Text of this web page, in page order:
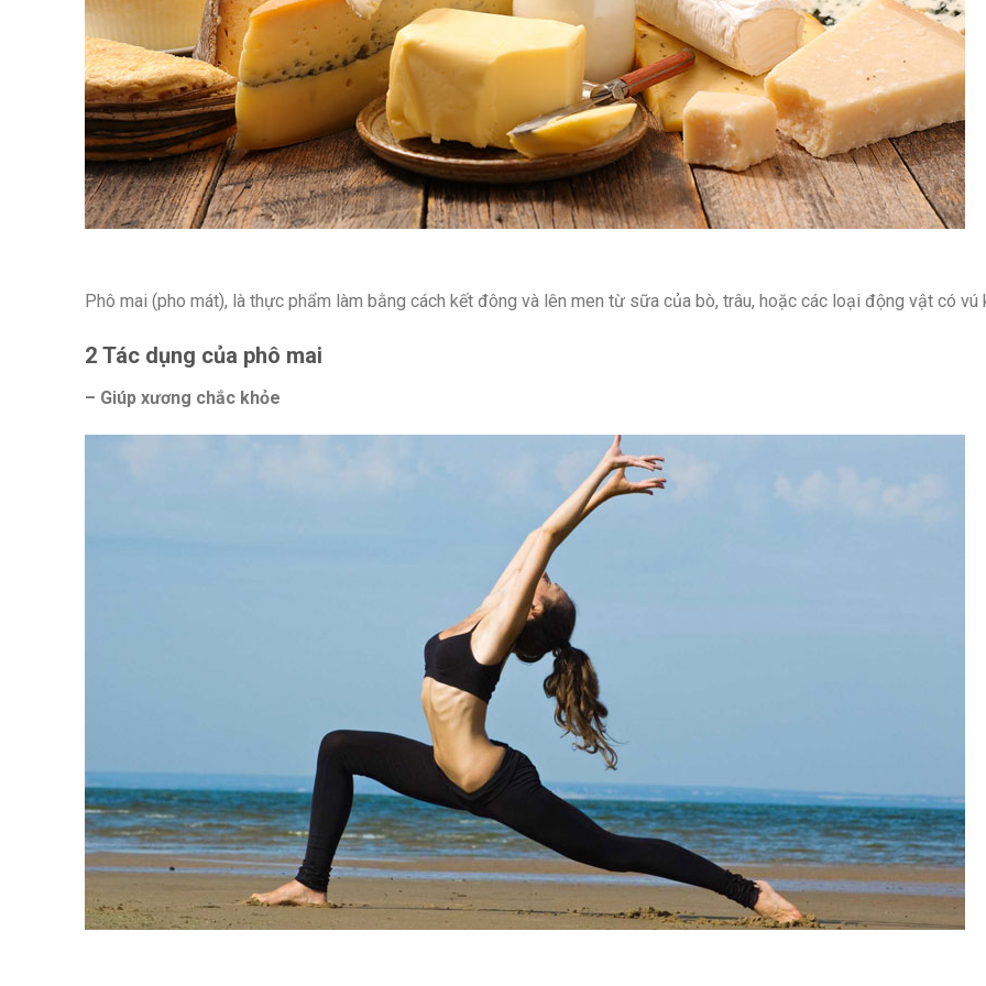
Phô mai (pho mát), là thực phẩm làm bằng cách kết đông và lên men từ sữa của bò, trâu, hoặc các loại động vật có vú
2 Tác dụng của phô mai
– Giúp xương chắc khỏe